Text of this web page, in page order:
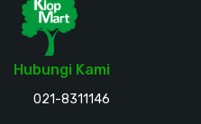
Hubungi Kami
021-8311146